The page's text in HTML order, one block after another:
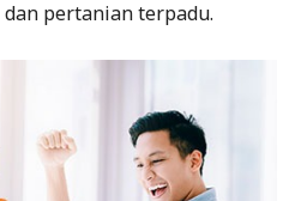
pertanian terpadu.